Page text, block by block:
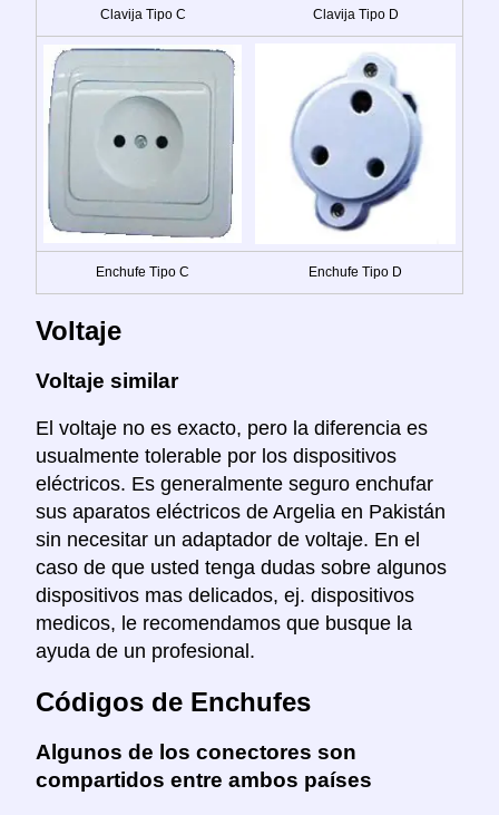
Clavija Tipo C Clavija Tipo D
Enchufe Tipo C Enchufe Tipo D
Voltaje
Voltaje similar
El voltaje no es exacto, pero la diferencia es
usualmente tolerable por los dispositivos
eléctricos. Es generalmente seguro enchufar
sus aparatos eléctricos de Argelia en Pakistán
sin necesitar un adaptador de voltaje. En el
caso de que usted tenga dudas sobre algunos
dispositivos mas delicados, ej. dispositivos
medicos, le recomendamos que busque la
ayuda de un profesional.
Códigos de Enchufes
Algunos de los conectores son
compartidos entre ambos países